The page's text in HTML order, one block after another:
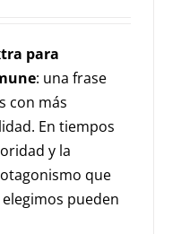
para
: una frase
con más
En tiempos
y la
que
pueden